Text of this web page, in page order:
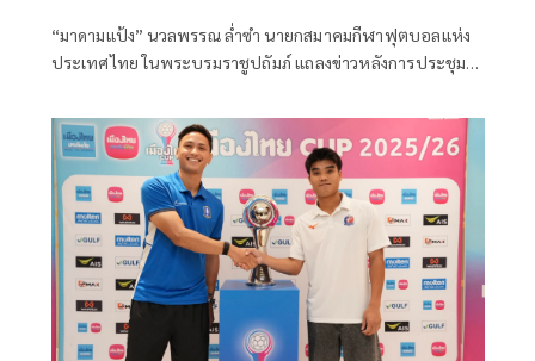
“มาดามแป้ง” นวลพรรณ ล่ำซำ นายกสมาคมกีฬาฟุตบอลแห่ง
ประเทศไทย ในพระบรมราชูปถัมภ์ แถลงข่าวหลังการประชุม
บรรลุข้อตกลงเรื่องแนวทางการชำระหนี้ของสมาคมฯ ที่มีต่อ
บมจ. สยามสปอร์ต ซินดิเคท และ บจก. ซีนิเพล็กซ์ (ทรูฯ)